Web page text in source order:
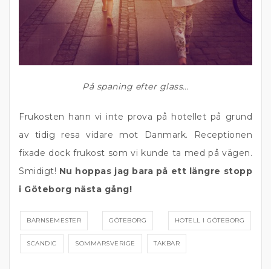
På spaning efter glass…
Frukosten hann vi inte prova på hotellet på grund
av tidig resa vidare mot Danmark. Receptionen
fixade dock frukost som vi kunde ta med på vägen.
Smidigt! Nu hoppas jag bara på ett längre stopp
i Göteborg nästa gång!
BARNSEMESTER GÖTEBORG HOTELL I GÖTEBORG
SCANDIC SOMMARSVERIGE TAKBAR